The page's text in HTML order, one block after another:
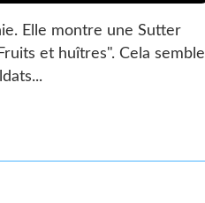
Elle montre une Sutter
et huîtres". Cela semble